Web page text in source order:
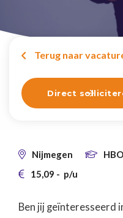
 Terug naar
Direct 
 Nijmegen  HBO
 15,09 - p/u
Ben jij geïnteresseerd